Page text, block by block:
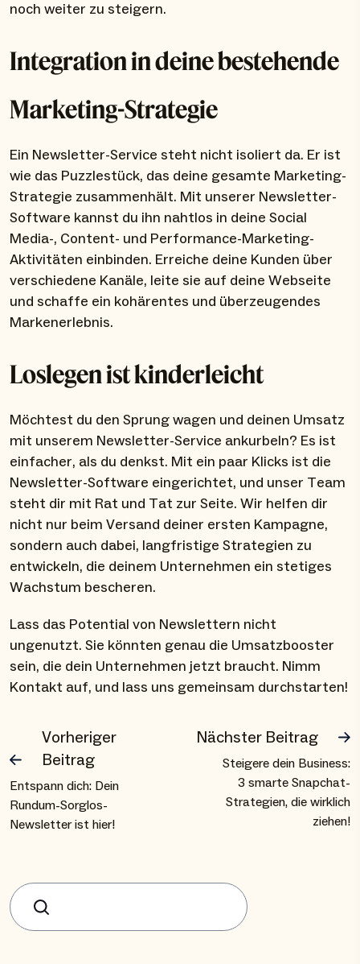
noch weiter zu steigern.
Integration in deine bestehende
Marketing-Strategie
Ein Newsletter-Service steht nicht isoliert da. Er ist
wie das Puzzlestück, das deine gesamte Marketing-
Strategie zusammenhält. Mit unserer Newsletter-
Software kannst du ihn nahtlos in deine Social
Media-, Content- und Performance-Marketing-
Aktivitäten einbinden. Erreiche deine Kunden über
verschiedene Kanäle, leite sie auf deine Webseite
und schaffe ein kohärentes und überzeugendes
Markenerlebnis.
Loslegen ist kinderleicht
Möchtest du den Sprung wagen und deinen Umsatz
mit unserem Newsletter-Service ankurbeln? Es ist
einfacher, als du denkst. Mit ein paar Klicks ist die
Newsletter-Software eingerichtet, und unser Team
steht dir mit Rat und Tat zur Seite. Wir helfen dir
nicht nur beim Versand deiner ersten Kampagne,
sondern auch dabei, langfristige Strategien zu
entwickeln, die deinem Unternehmen ein stetiges
Wachstum bescheren.
Lass das Potential von Newslettern nicht
ungenutzt. Sie könnten genau die Umsatzbooster
sein, die dein Unternehmen jetzt braucht. Nimm
Kontakt auf, und lass uns gemeinsam durchstarten!
Vorheriger
Beitrag
Entspann dich: Dein
Rundum-Sorglos-
Newsletter ist hier!
Nächster Beitrag
Steigere dein Business:
3 smarte Snapchat-
Strategien, die wirklich
ziehen!
Suchen